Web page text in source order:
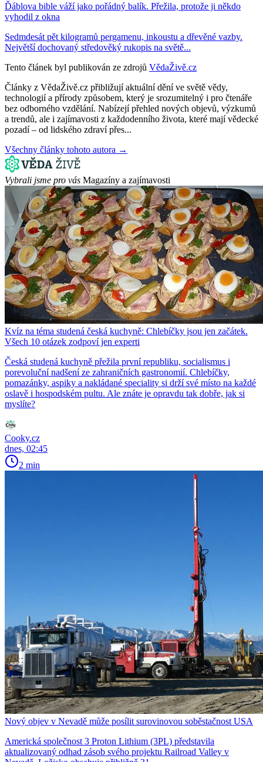
Ďáblova bible váží jako pořádný balík. Přežila, protože ji někdo
vyhodil z okna
Sedmdesát pět kilogramů pergamenu, inkoustu a dřevěné vazby.
Největší dochovaný středověký rukopis na světě...
Tento článek byl publikován ze zdrojů VědaŽivě.cz
Články z VědaŽivě.cz přibližují aktuální dění ve světě vědy,
technologií a přírody způsobem, který je srozumitelný i pro čtenáře
bez odborného vzdělání. Nabízejí přehled nových objevů, výzkumů
a trendů, ale i zajímavosti z každodenního života, které mají vědecké
pozadí – od lidského zdraví přes...
Všechny články tohoto autora →
Vybrali jsme pro vás Magazíny a zajímavosti
Kvíz na téma studená česká kuchyně: Chlebíčky jsou jen začátek.
Všech 10 otázek zodpoví jen experti
Česká studená kuchyně přežila první republiku, socialismus i
porevoluční nadšení ze zahraničních gastronomií. Chlebíčky,
pomazánky, aspiky a nakládané speciality si drží své místo na každé
oslavě i hospodském pultu. Ale znáte je opravdu tak dobře, jak si
myslíte?
Cooky.cz
dnes, 02:45
2 min
Nový objev v Nevadě může posílit surovinovou soběstačnost USA
Americká společnost 3 Proton Lithium (3PL) představila
aktualizovaný odhad zásob svého projektu Railroad Valley v